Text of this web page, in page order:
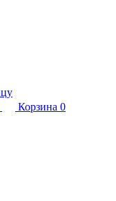
Корзина 0